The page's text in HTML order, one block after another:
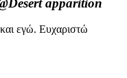
εγώ. Ευχαριστώ